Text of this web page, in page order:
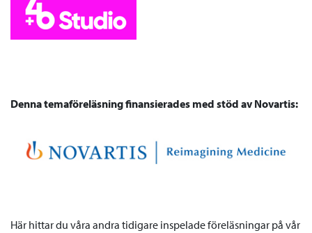
Denna temaföreläsning finansierades med stöd av Novartis:
Här hittar du våra andra tidigare inspelade föreläsningar på vår